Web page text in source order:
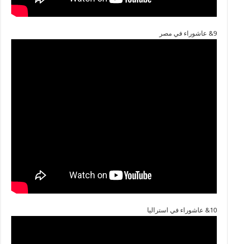
9& عاشوراء في مصر
10& عاشوراء في استراليا